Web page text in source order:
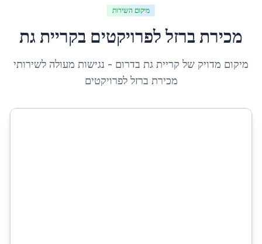
מיקום השירות
מכירת ברזל לפרויקטים בקריית גת
מיקום מדויק של קריית גת בדרום - נגישות מעולה לשירותי
מכירת ברזל לפרויקטים